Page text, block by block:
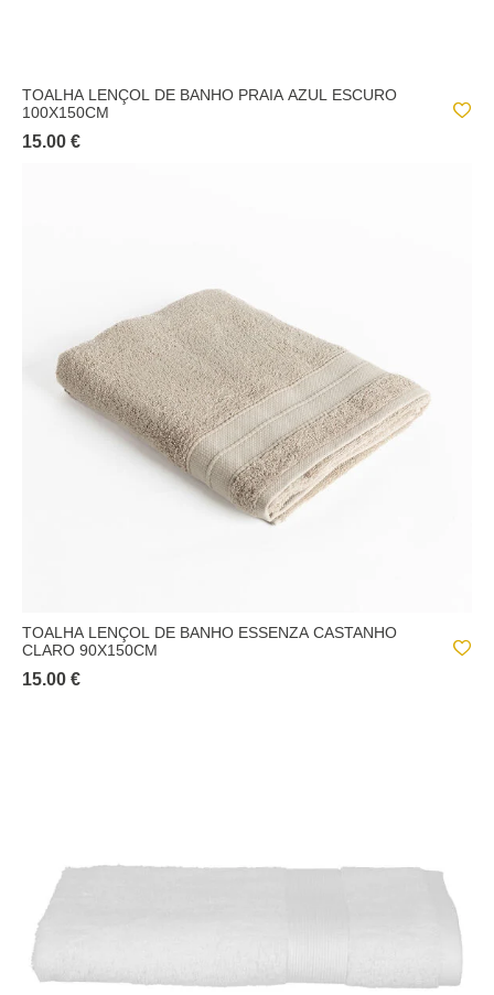
TOALHA LENÇOL DE BANHO PRAIA AZUL ESCURO
100X150CM
15.00 €
TOALHA LENÇOL DE BANHO ESSENZA CASTANHO
CLARO 90X150CM
15.00 €